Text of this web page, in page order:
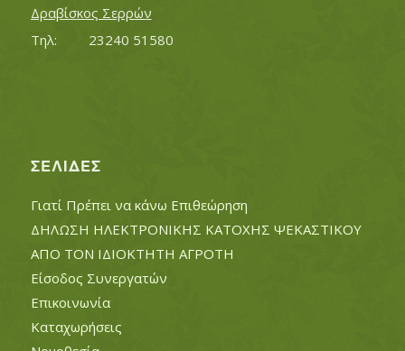
Δραβίσκος Σερρών
Τηλ:		23240 51580
ΣΕΛΊΔΕΣ
Γιατί Πρέπει να κάνω Επιθεώρηση
ΔΗΛΩΣΗ ΗΛΕΚΤΡΟΝΙΚΗΣ ΚΑΤΟΧΗΣ ΨΕΚΑΣΤΙΚΟΥ
ΑΠΟ ΤΟΝ ΙΔΙΟΚΤΗΤΗ ΑΓΡΟΤΗ
Είσοδος Συνεργατών
Επικοινωνία
Καταχωρήσεις